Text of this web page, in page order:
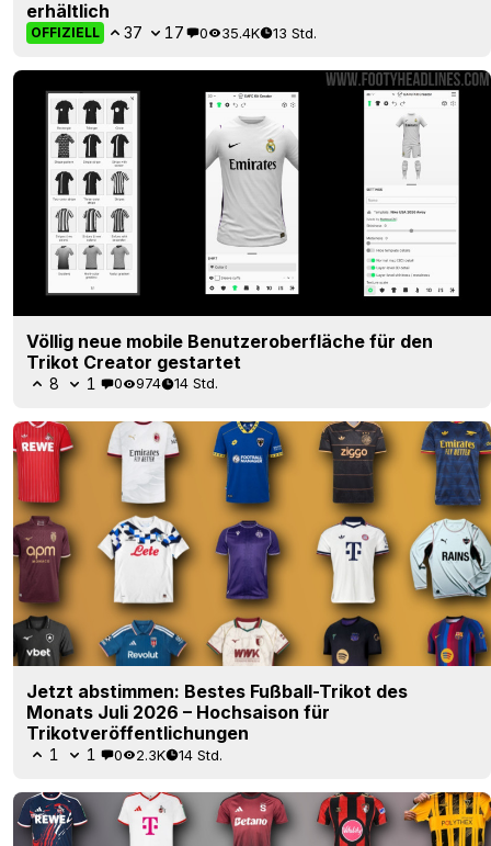
erhältlich
OFFIZIELL 37 17 0 35.4K 13 Std.
Völlig neue mobile Benutzeroberfläche für den
Trikot Creator gestartet
8 1 0 974 14 Std.
Jetzt abstimmen: Bestes Fußball-Trikot des
Monats Juli 2026 – Hochsaison für
Trikotveröffentlichungen
1 1 0 2.3K 14 Std.